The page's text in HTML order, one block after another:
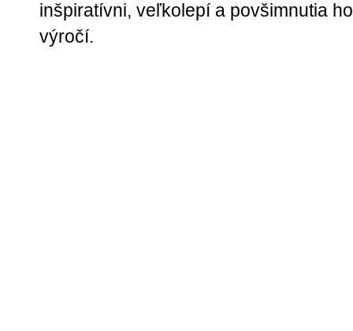
inšpiratívni, veľkolepí a povšimnutia
výročí.